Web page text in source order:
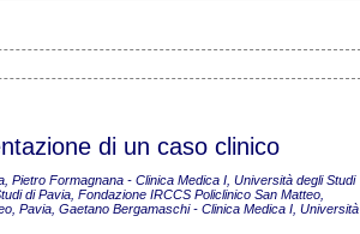
di un caso clinico
Pietro Formagnana - Clinica Medica I, Università degli Studi
di Pavia, Fondazione IRCCS Policlinico San Matteo,
Pavia, Gaetano Bergamaschi - Clinica Medica I, Università